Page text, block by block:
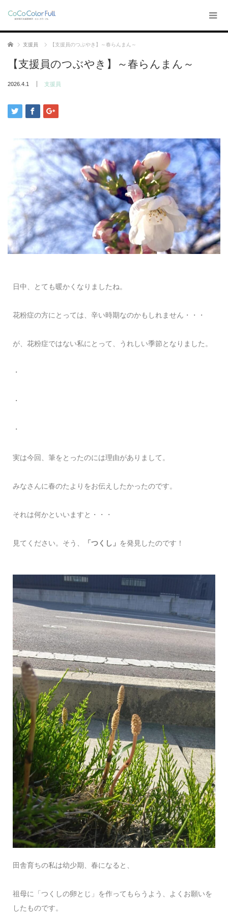
ホーム 支援員 【支援員のつぶやき】～春らんまん～
【支援員のつぶやき】～春らんまん～
2026.4.1 支援員
日中、とても暖かくなりましたね。
花粉症の方にとっては、辛い時期なのかもしれません・・・
が、花粉症ではない私にとって、うれしい季節となりました。
・
・
・
実は今回、筆をとったのには理由がありまして。
みなさんに春のたよりをお伝えしたかったのです。
それは何かといいますと・・・
見てください。そう、 「つくし」 を発見したのです！
田舎育ちの私は幼少期、春になると、
祖母に「つくしの卵とじ」を作ってもらうよう、よくお願いを
したものです。